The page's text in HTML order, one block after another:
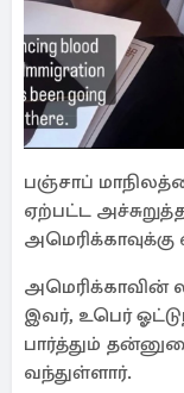
பஞ்சாப்
ஏற்பட்ட
அமெரிக்காவின்
இவர், உபெர்
பார்த்தும்
வந்துள்ளார்.